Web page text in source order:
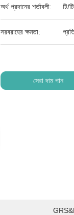
অর্থ প্রদানের শর্তাবলী: টি/টি
সরবরাহের ক্ষমতা:
সেরা দাম পান